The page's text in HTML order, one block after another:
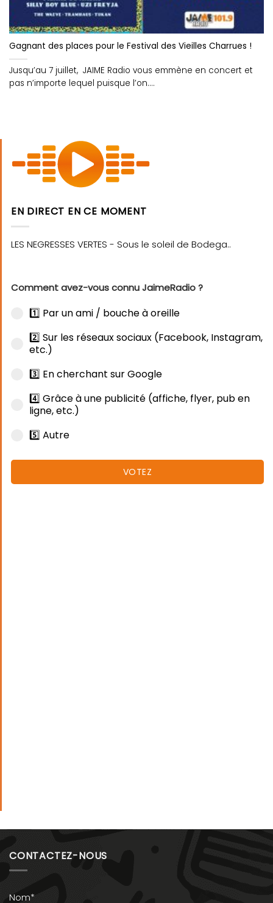
Gagnant des places pour le Festival des Vieilles Charrues !
Jusqu’au 7 juillet, JAIME Radio vous emmène en concert et
pas n’importe lequel puisque l’on....
EN DIRECT EN CE MOMENT
Comment avez-vous connu JaimeRadio ?
1️⃣ Par un ami / bouche à oreille
2️⃣ Sur les réseaux sociaux (Facebook, Instagram,
etc.)
3️⃣ En cherchant sur Google
4️⃣ Grâce à une publicité (affiche, flyer, pub en
ligne, etc.)
5️⃣ Autre
VOTEZ
CONTACTEZ-NOUS
Nom*